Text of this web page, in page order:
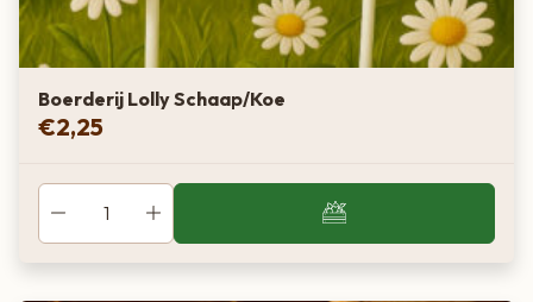
Boerderij Lolly Schaap/Koe
€2,25